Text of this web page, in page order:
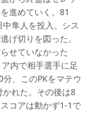
進めていく。81
隼人を投入。シス
げ切りを図った。
せていなかった
内で相手選手に足
、このPKをマテウ
れた。その後は8
コアは動かず1-1で